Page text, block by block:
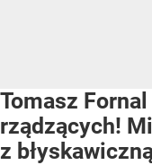
Tomasz
rządzących!
z